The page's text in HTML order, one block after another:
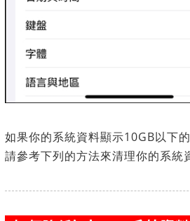
如果你的系統資料顯示10GB以下
請參考下列的方法來清理你的系統